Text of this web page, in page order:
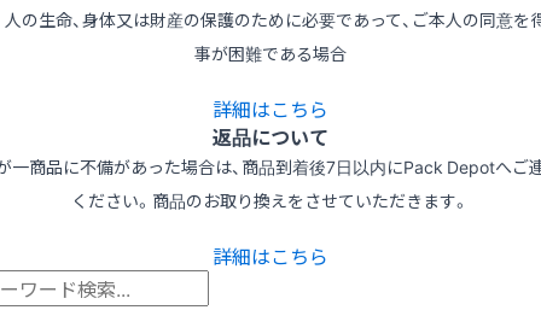
の生命、身体又は財産の保護のために必要であって、ご本人の同意を
事が困難である場合
詳細はこちら
返品について
一商品に不備があった場合は、商品到着後7日以内にPack Depotへご
ください。商品のお取り換えをさせていただきます。
詳細はこちら